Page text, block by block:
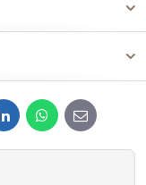
LinkedInWhatsApp
E-
mail